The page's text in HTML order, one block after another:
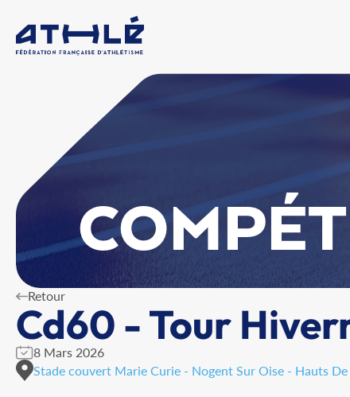
Retour
Cd60 - Tour
8 Mars 2026
Stade couvert Marie Curie - Nogent Sur Oise - Hauts De